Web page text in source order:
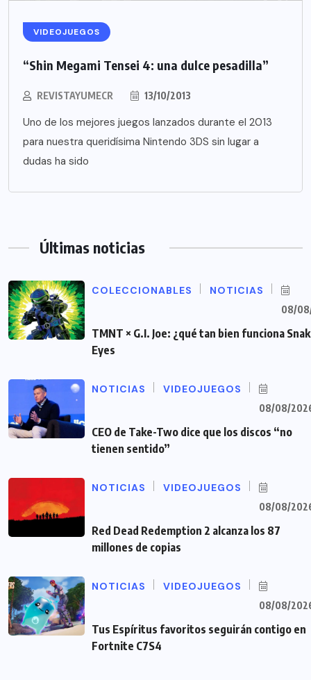
VIDEOJUEGOS
“Shin Megami Tensei 4: una dulce pesadilla”
REVISTAYUMECR 13/10/2013
Uno de los mejores juegos lanzados durante el 2013
para nuestra queridísima Nintendo 3DS sin lugar a
dudas ha sido
Últimas noticias
COLECCIONABLES NOTICIAS
08/
TMNT × G.I. Joe: ¿qué tan bien funciona
Eyes
NOTICIAS VIDEOJUEGOS
08/08/
CEO de Take-Two dice que los discos “no
tienen sentido”
NOTICIAS VIDEOJUEGOS
08/08/
Red Dead Redemption 2 alcanza los 87
millones de copias
NOTICIAS VIDEOJUEGOS
08/08/
Tus Espíritus favoritos seguirán contigo en
Fortnite C7S4